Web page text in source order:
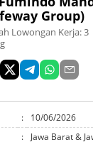
Group)
Lowongan Kerja:3
:
10/06/2026
:
Jawa Barat &